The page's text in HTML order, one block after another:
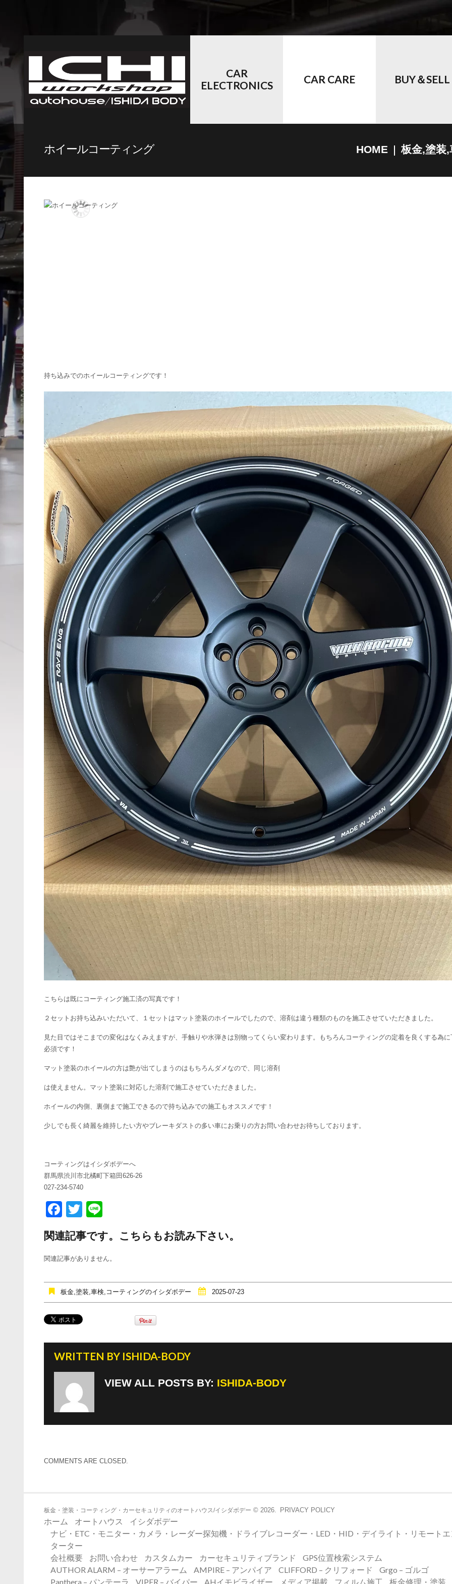
CAR
ELECTRONICS
CAR CARE BUY＆SELL
ホイールコーティング HOME 板金,塗装
持ち込みでのホイールコーティングです！
こちらは既にコーティング施工済の写真です！
２セットお持ち込みいただいて、１セットはマット塗装のホイールでしたので、溶剤は違う種類のものを施工させていただきました。
見た目ではそこまでの変化はなくみえますが、手触りや水弾きは別物ってくらい変わります。もちろんコーティングの定着を良くする為
必須です！
マット塗装のホイールの方は艶が出てしまうのはもちろんダメなので、同じ溶剤
は使えません。マット塗装に対応した溶剤で施工させていただきました。
ホイールの内側、裏側まで施工できるので持ち込みでの施工もオススメです！
少しでも長く綺麗を維持したい方やブレーキダストの多い車にお乗りの方お問い合わせお待ちしております。
コーティングはイシダボデーへ
群馬県渋川市北橘町下箱田626-26
027-234-5740
F
a
c
e
o
o
k
T
tt
er
e
関連記事です。こちらもお読み下さい。
関連記事がありません。
板金,塗装,車検,コーティングのイシダボデー 2025-07-23
WRITTEN BY ISHIDA-BODY
VIEW ALL POSTS BY: ISHIDA-BODY
COMMENTS ARE CLOSED.
板金・塗装・コーティング・カーセキュリティのオートハウス/イシダボデー © 2026. PRIVACY POLICY
ホーム オートハウス
イシダボデー
ナビ・ETC・モニター・カメラ・レーダー探知機・ドライブレコーダー・LED・HID・デイライト・リモート
ターター
会社概要
お問い合わせ カスタムカー カーセキュリティブランド
GPS位置検索システム
AUTHOR ALARM – オーサーアラーム
AMPIRE – アンパイア CLIFFORD – クリフォード
Grgo – ゴルゴ
Panthera – パンテーラ
VIPER – バイパー AHイモビライザー メディア掲載 フィルム施工 板金修理・塗装